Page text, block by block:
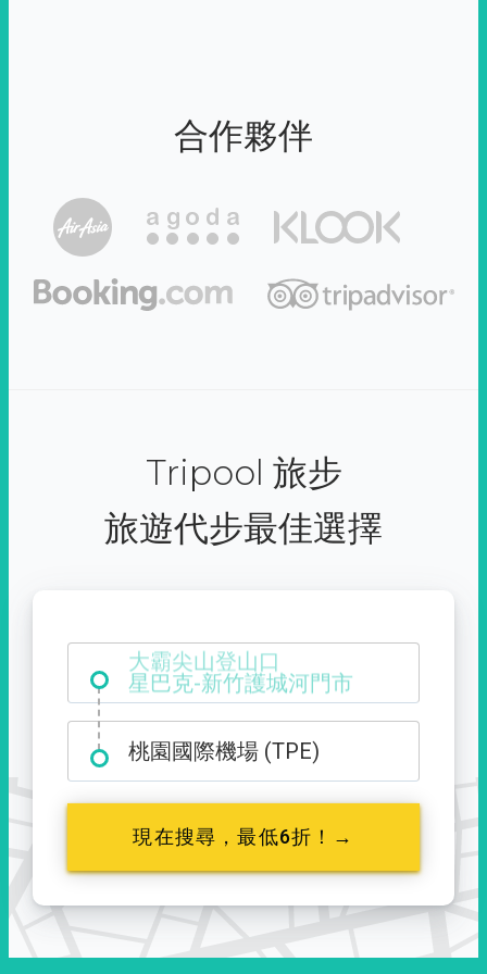
合作夥伴
Tripool 旅步
旅遊代步最佳選擇
大霸尖山登山口
桃園國際機場 (TPE)
現在搜尋，最低6折！→